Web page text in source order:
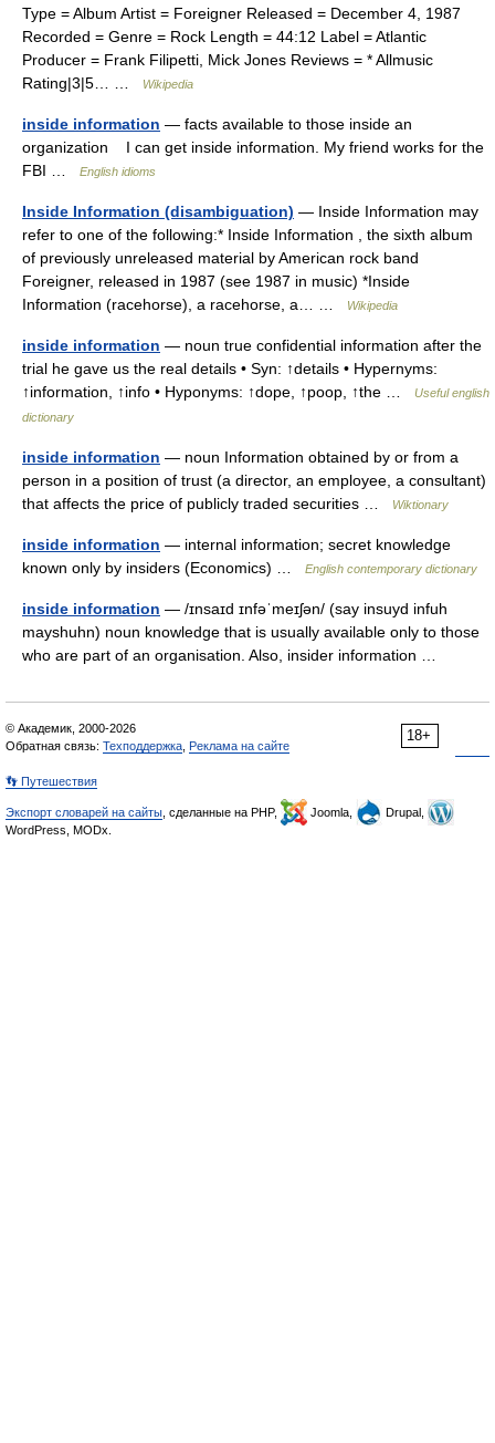
Type = Album Artist = Foreigner Released = December 4, 1987
Recorded = Genre = Rock Length = 44:12 Label = Atlantic
Producer = Frank Filipetti, Mick Jones Reviews = * Allmusic
Rating|3|5… …
Wikipedia
inside information — facts available to those inside an
organization I can get inside information. My friend works for the
FBI …
English idioms
Inside Information (disambiguation) — Inside Information may
refer to one of the following:* Inside Information , the sixth album
of previously unreleased material by American rock band
Foreigner, released in 1987 (see 1987 in music) *Inside
Information (racehorse), a racehorse, a… …
Wikipedia
inside information — noun true confidential information after the
trial he gave us the real details • Syn: ↑details • Hypernyms:
↑information, ↑info • Hyponyms: ↑dope, ↑poop, ↑the …
Useful english
dictionary
inside information — noun Information obtained by or from a
person in a position of trust (a director, an employee, a consultant)
that affects the price of publicly traded securities …
Wiktionary
inside information — internal information; secret knowledge
known only by insiders (Economics) …
English contemporary dictionary
inside information — /ɪnsaɪd ɪnfəˈmeɪʃən/ (say insuyd infuh
mayshuhn) noun knowledge that is usually available only to those
who are part of an organisation. Also, insider information …
18+
© Академик, 2000-2026
Обратная связь: Техподдержка Реклама на сайте
👣 Путешествия
Экспорт словарей на сайты , сделанные на PHP, Joomla,
Drupal,
WordPress, MODx.